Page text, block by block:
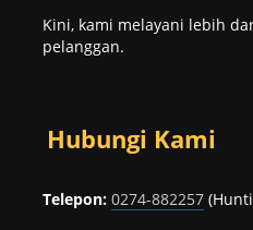
Kini, kami melayani lebih
pelanggan.
Hubungi Kami
Telepon: 0274-882257